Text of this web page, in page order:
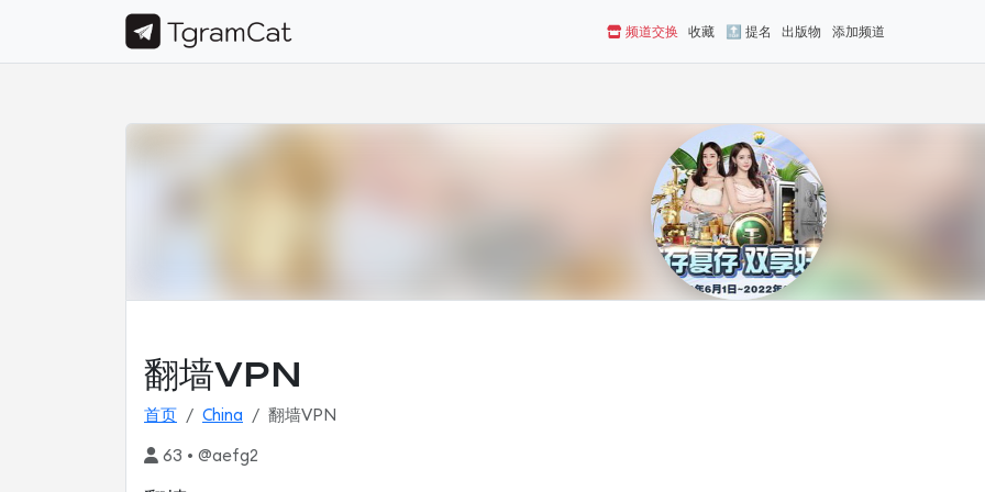
频道交换 收藏 🔝 提名 出版物 添加频道
翻墙VPN
首页 China 翻墙VPN
63 • @aefg2